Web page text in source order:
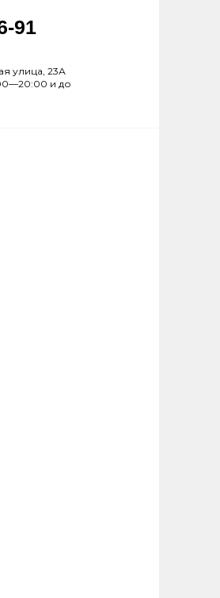
91
улица, 23А
и до